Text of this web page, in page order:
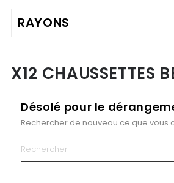
X12 CHAUSSETTES
Désolé pour le
Rechercher de nouveau ce que vous